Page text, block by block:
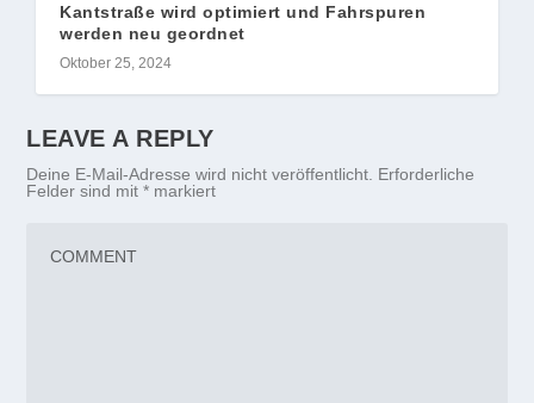
Kantstraße wird optimiert und Fahrspuren
werden neu geordnet
Oktober 25, 2024
LEAVE A REPLY
Deine E-Mail-Adresse wird nicht veröffentlicht. Erforderliche
Felder sind mit* markiert